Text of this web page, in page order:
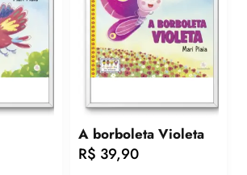
A borboleta Violeta
R$ 39,90